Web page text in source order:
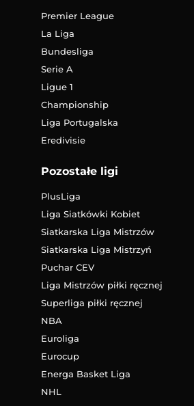
Premier League
La Liga
Bundesliga
Serie A
Ligue 1
Championship
Liga Portugalska
Eredivisie
Pozostałe ligi
PlusLiga
Liga Siatkówki Kobiet
Siatkarska Liga Mistrzów
Siatkarska Liga Mistrzyń
Puchar CEV
Liga Mistrzów piłki ręcznej
Superliga piłki ręcznej
NBA
Euroliga
Eurocup
Energa Basket Liga
NHL